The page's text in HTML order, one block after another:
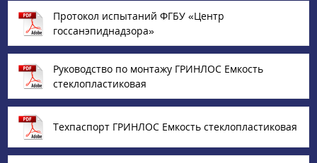
Протокол испытаний ФГБУ «Центр
госсанэпиднадзора»
Руководство по монтажу ГРИНЛОС Емкость
стеклопластиковая
Техпаспорт ГРИНЛОС Емкость стеклопластиковая